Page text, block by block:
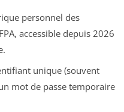
personnel des
accessible depuis 2026
unique (souvent
mot de passe temporaire